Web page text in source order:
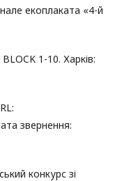
екоплаката «4-й
1-10. Харків:
звернення:
конкурс зі